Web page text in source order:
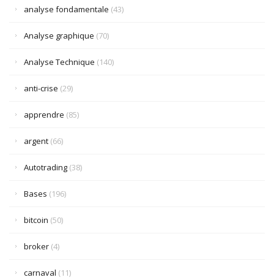
analyse fondamentale (43)
Analyse graphique (70)
Analyse Technique (140)
anti-crise (29)
apprendre (85)
argent (66)
Autotrading (38)
Bases (196)
bitcoin (50)
broker (4)
carnaval (11)